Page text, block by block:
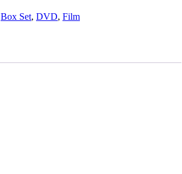
Box Set, DVD, Film